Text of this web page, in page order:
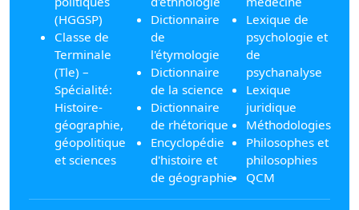
(HGGSP)
Classe de
Terminale
(Tle) –
Spécialité:
Histoire-
géographie,
géopolitique
et sciences
Dictionnaire
de
l'étymologie
Dictionnaire
de la science
Dictionnaire
de rhétorique
Encyclopédie
d'histoire et
de géographie
Lexique de
psychologie et
de
psychanalyse
Lexique
juridique
Méthodologies
Philosophes et
philosophies
QCM